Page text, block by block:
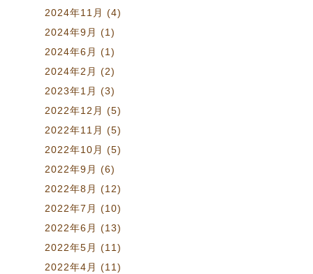
2024年11月 (4)
2024年9月 (1)
2024年6月 (1)
2024年2月 (2)
2023年1月 (3)
2022年12月 (5)
2022年11月 (5)
2022年10月 (5)
2022年9月 (6)
2022年8月 (12)
2022年7月 (10)
2022年6月 (13)
2022年5月 (11)
2022年4月 (11)